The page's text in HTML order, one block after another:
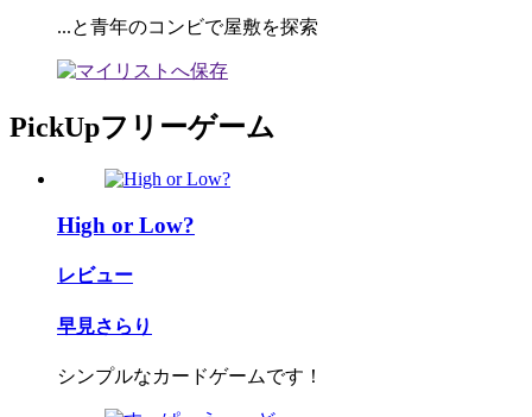
...と青年のコンビで屋敷を探索
PickUpフリーゲーム
High or Low?
レビュー
早見さらり
シンプルなカードゲームです！